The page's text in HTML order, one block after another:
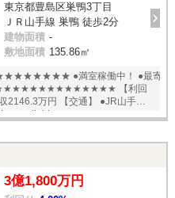
東京都豊島区巣鴨3丁目
ＪＲ山手線 巣鴨 徒歩2分
建物面積 -
敷地面積 135.86㎡
稼働中！ ●最寄
」駅徒歩2分 English available
3億1,800万円